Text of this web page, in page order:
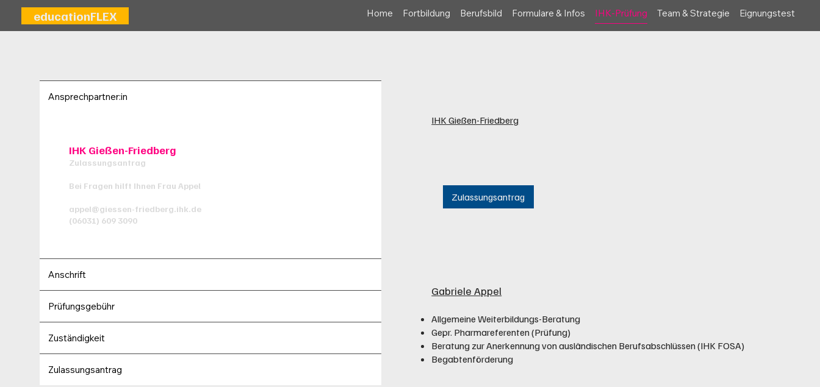
educationFLEX Home Fortbildung Berufsbild Formulare & Infos IHK-Prüfung Team & Strategie Eignungstest
Ansprechpartner:in
IHK Gießen-Friedberg
Zulassungsantrag
Bei Fragen hilft Ihnen Frau Appel
appel@giessen-friedberg.ihk.de
(06031) 609 3090
Anschrift
Prüfungsgebühr
Zuständigkeit
Zulassungsantrag
IHK Gießen-Friedberg
Zulassungsantrag
Gabriele Appel
Allgemeine Weiterbildungs-Beratung
Gepr. Pharmareferenten (Prüfung)
Beratung zur Anerkennung von ausländischen Berufsabschlüssen (IHK FOSA)
Begabtenförderung